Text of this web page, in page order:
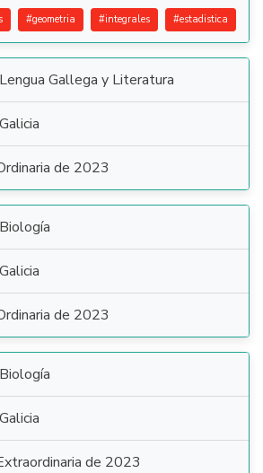
#geometria #integrales #estadistica
Lengua Gallega y Literatura
Galicia
de 2023
Biología
Galicia
de 2023
Biología
Galicia
de 2023